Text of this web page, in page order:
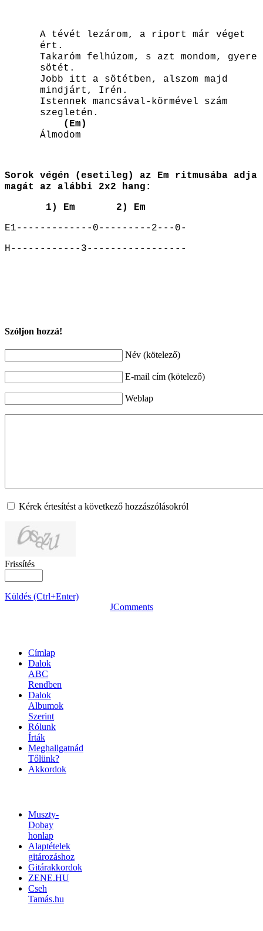
A tévét lezárom, a riport már véget
ért.
Takaróm felhúzom, s azt mondom, gyere
sötét.
Jobb itt a sötétben, alszom majd
mindjárt, Irén.
Istennek mancsával-körmével szám
szegletén.
(Em)
Álmodom
Sorok végén (esetileg) az Em ritmusába adja
magát az alábbi 2x2 hang:
1) Em
2) Em
E1-------------0---------2---0-
H------------3-----------------
Szóljon hozzá!
Név (kötelező)
E-mail cím (kötelező)
Weblap
Kérek értesítést a következő hozzászólásokról
Frissítés
Küldés (Ctrl+Enter)
JComments
Címlap
Dalok
ABC
Rendben
Dalok
Albumok
Szerint
Rólunk
Írták
Meghallgatnád
Tőlünk?
Akkordok
Muszty-
Dobay
honlap
Alaptételek
gitározáshoz
Gitárakkordok
ZENE.HU
Cseh
Tamás.hu